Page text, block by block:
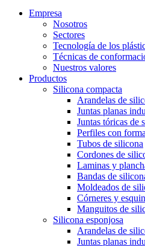
Empresa
Nosotros
Sectores
Tecnología de los
Técnicas de
Nuestros valores
Productos
Silicona compacta
Arandelas de
Juntas planas
Juntas tóricas de
Perfiles con
Tubos de silicona
Cordones de
Laminas y
Bandas de
Moldeados de
Córneres y
Manguitos de
Silicona esponjosa
Arandelas de
Juntas planas